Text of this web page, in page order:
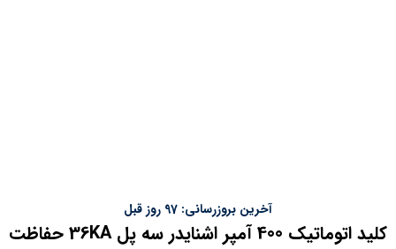
آخرین بروزرسانی: 97 روز قبل
کليد اتوماتیک 400 آمپر اشنایدر سه پل 36KA حفاظت